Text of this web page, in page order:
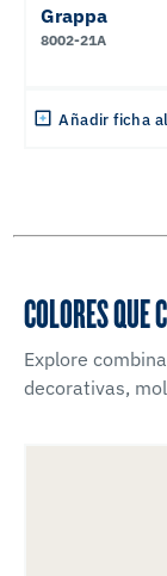
Grappa
8002-21A
Añadir ficha
COLORES
Explore
decorativas,